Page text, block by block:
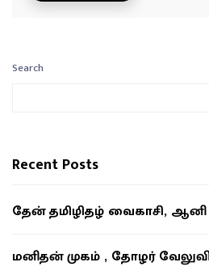
Search
Recent Posts
தேன் தமிழிதழ் வைகாசி, ஆனி
மனிதன் முகம் , தோழர்